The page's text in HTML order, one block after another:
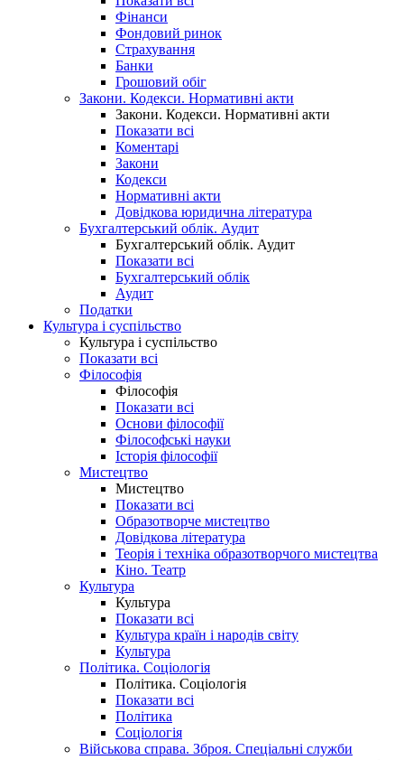
Фінанси
Фондовий ринок
Страхування
Банки
Грошовий обіг
Закони. Кодекси. Нормативні акти
Закони. Кодекси. Нормативні акти
Показати всі
Коментарі
Закони
Кодекси
Нормативні акти
Довідкова юридична література
Бухгалтерський облік. Аудит
Бухгалтерський облік. Аудит
Показати всі
Бухгалтерський облік
Аудит
Податки
Культура і суспільство
Культура і суспільство
Показати всі
Філософія
Філософія
Показати всі
Основи філософії
Філософські науки
Історія філософії
Мистецтво
Мистецтво
Показати всі
Образотворче мистецтво
Довідкова література
Теорія і техніка образотворчого мистецтва
Кіно. Театр
Культура
Культура
Показати всі
Культура країн і народів світу
Культура
Політика. Соціологія
Політика. Соціологія
Показати всі
Політика
Соціологія
Військова справа. Зброя. Спеціальні служби